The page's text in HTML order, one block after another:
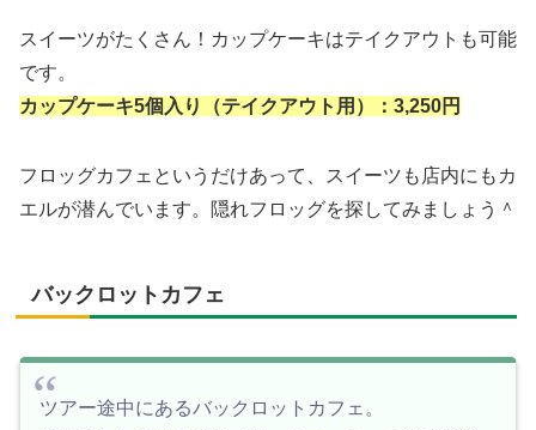
スイーツがたくさん！カップケーキはテイクアウトも可能
です。
カップケーキ5個入り（テイクアウト用）：3,250円
フロッグカフェというだけあって、スイーツも店内にもカ
エルが潜んでいます。隠れフロッグを探してみましょう＾
バックロットカフェ
ツアー途中にあるバックロットカフェ。